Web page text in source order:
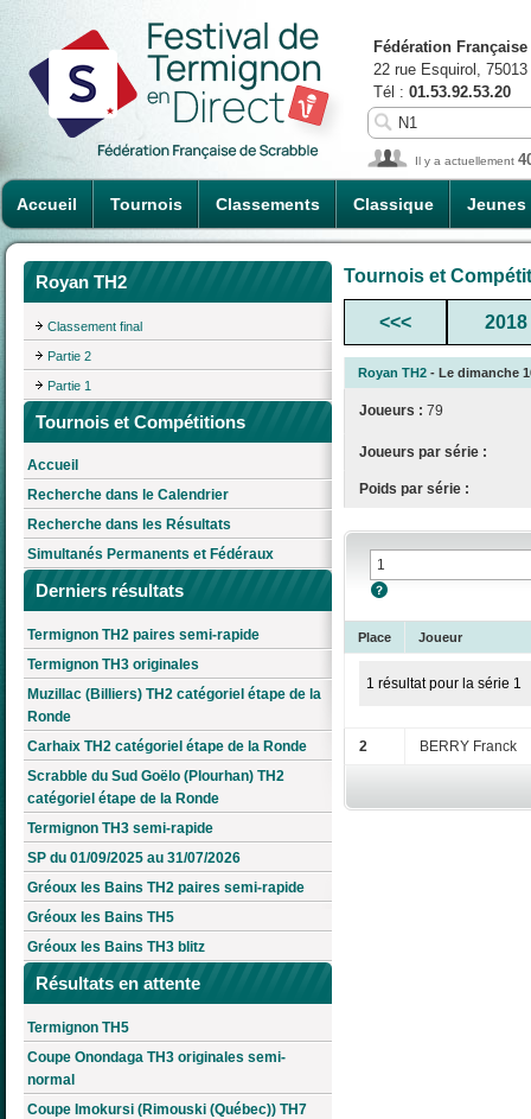
Accueil Tournois Classements Classique Jeunes
Fédération
22 rue Esquirol,
Tél : 01.53.92.53.20
Il y a actuellement
Royan TH2
Classement final
Partie 2
Partie 1
Tournois et Compétitions
Accueil
Recherche dans le Calendrier
Recherche dans les Résultats
Simultanés Permanents et Fédéraux
Derniers résultats
Termignon TH2 paires semi-rapide
Termignon TH3 originales
Muzillac (Billiers) TH2 catégoriel étape de la
Ronde
Carhaix TH2 catégoriel étape de la Ronde
Scrabble du Sud Goëlo (Plourhan) TH2
catégoriel étape de la Ronde
Termignon TH3 semi-rapide
SP du 01/09/2025 au 31/07/2026
Gréoux les Bains TH2 paires semi-rapide
Gréoux les Bains TH5
Gréoux les Bains TH3 blitz
Résultats en attente
Termignon TH5
Coupe Onondaga TH3 originales semi-
normal
Coupe Imokursi (Rimouski (Québec)) TH7
Tournois et
<<< 2018
Royan TH2 - Le dimanche
Joueurs : 79
Joueurs par série :
Poids par série :
Place Joueur
1 résultat pour la série 1
2 BERRY Franck